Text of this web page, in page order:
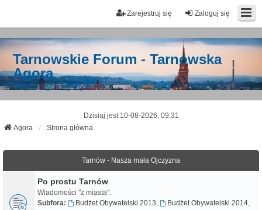
Zaloguj się
Zarejestruj się
Tarnowskie Forum - Tarnowska
Agora
Miejsce wymiany myśli i idei
Dzisiaj jest 10-08-2026, 09:31
Agora
Strona główna
Tarnów - Nasza mała Ojczyzna
Po prostu Tarnów
Wiadomości "z miasta".
Subfora:
Budżet Obywatelski 2013, Budżet Obywatelski 2014,